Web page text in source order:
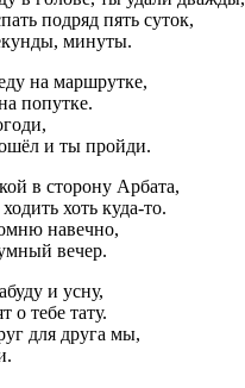
подряд пять суток,
минуты.
на маршрутке,
попутке.
и ты пройди.
в сторону Арбата,
хоть куда-то.
навечно,
вечер.
и усну,
о тебе тату.
для друга мы,